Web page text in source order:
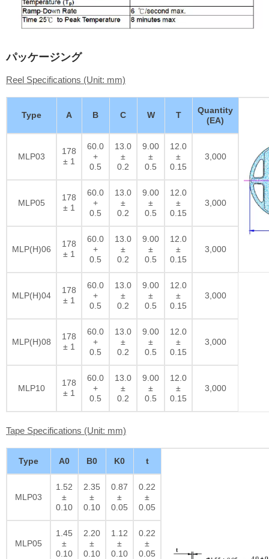
パッケージング
Reel Specifications (Unit: mm)
Type A B C W T
Quantity
(EA)
MLP03
178
± 1
60.0
+
0.5
13.0
±
0.2
9.00
±
0.5
12.0
±
0.15
3,000
MLP05
178
± 1
60.0
+
0.5
13.0
±
0.2
9.00
±
0.5
12.0
±
0.15
3,000
MLP(H)06
178
± 1
60.0
+
0.5
13.0
±
0.2
9.00
±
0.5
12.0
±
0.15
3,000
MLP(H)04
178
± 1
60.0
+
0.5
13.0
±
0.2
9.00
±
0.5
12.0
±
0.15
3,000
MLP(H)08
178
± 1
60.0
+
0.5
13.0
±
0.2
9.00
±
0.5
12.0
±
0.15
3,000
MLP10
178
± 1
60.0
+
0.5
13.0
±
0.2
9.00
±
0.5
12.0
±
0.15
3,000
Tape Specifications (Unit: mm)
Type A0 B0 K0 t
MLP03
1.52
±
0.10
2.35
±
0.10
0.87
±
0.05
0.22
±
0.05
MLP05
1.45
±
0.10
2.20
±
0.10
1.12
±
0.10
0.22
±
0.05